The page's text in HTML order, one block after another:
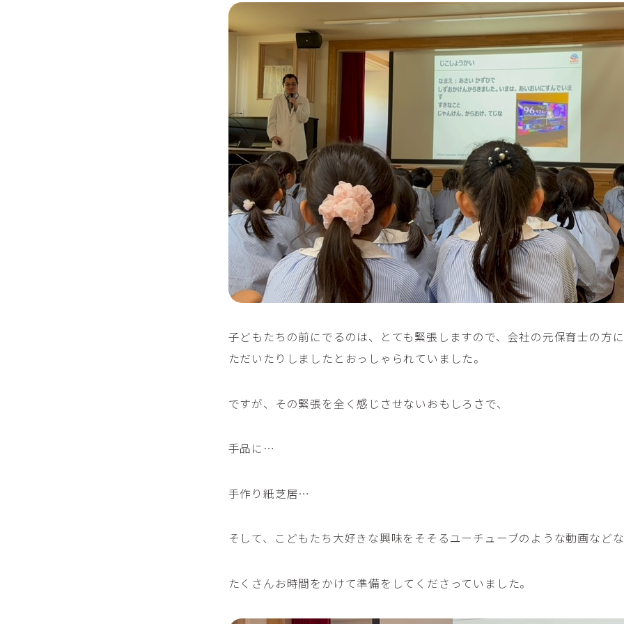
子どもたちの前にでるのは、とても緊張しますので、会社の元保育士の方
ただいたりしましたとおっしゃられていました。
ですが、その緊張を全く感じさせないおもしろさで、
手品に…
手作り紙芝居…
そして、こどもたち大好きな興味をそそるユーチューブのような動画など
たくさんお時間をかけて準備をしてくださっていました。